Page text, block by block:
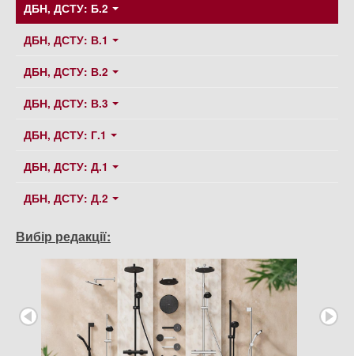
ДБН, ДСТУ: Б.2
ДБН, ДСТУ: В.1
ДБН, ДСТУ: В.2
ДБН, ДСТУ: В.3
ДБН, ДСТУ: Г.1
ДБН, ДСТУ: Д.1
ДБН, ДСТУ: Д.2
Вибір редакції: